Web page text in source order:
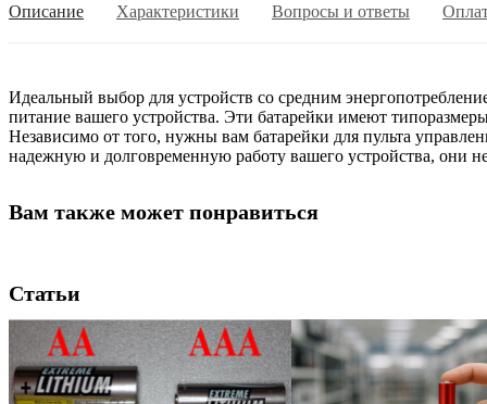
Описание Характеристики Вопросы и ответы
Идеальный выбор для устройств со средним
питание вашего устройства. Эти батарейки имеют
Независимо от того, нужны вам батарейки для пульта
надежную и долговременную работу вашего устройства, они
Вам также может понравиться
Статьи